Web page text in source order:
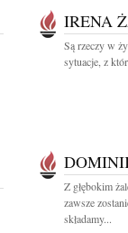
IRENA
Są rzeczy w
sytuacje, z
Z głębokim
zawsze
składamy...